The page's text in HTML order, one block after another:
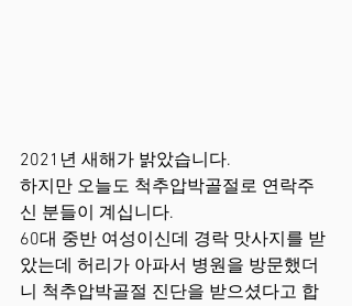
2021년 새해가 밝았습니다.
하지만 오늘도 척추압박골절로 연락주
신 분들이 계십니다.
60대 중반 여성이신데 경락 맛사지를 받
았는데 허리가 아파서 병원을 방문했더
니 척추압박골절 진단을 받으셨다고 합